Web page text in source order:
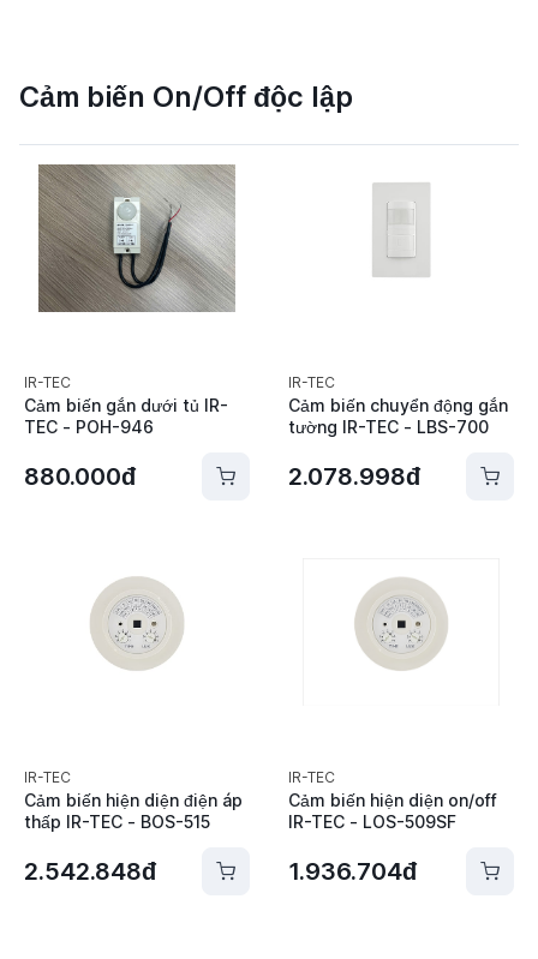
Cảm biến On/Off độc lập
IR-TEC
Cảm biến gắn dưới tủ IR-
TEC - POH-946
880.000đ
IR-TEC
Cảm biến chuyển động gắn
tường IR-TEC - LBS-700
2.078.998đ
IR-TEC
Cảm biến hiện diện điện áp
thấp IR-TEC - BOS-515
2.542.848đ
IR-TEC
Cảm biến hiện diện on/off
IR-TEC - LOS-509SF
1.936.704đ